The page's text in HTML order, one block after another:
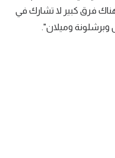
هناك فرق كبير لا تشارك في
وبرشلونة وميلان".